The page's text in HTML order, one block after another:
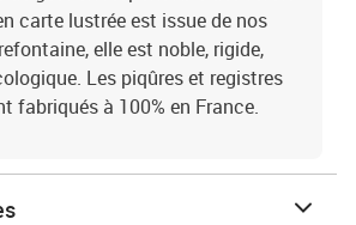
carte lustrée est issue de nos
elle est noble, rigide,
Les piqûres et registres
fabriqués à 100% en France.